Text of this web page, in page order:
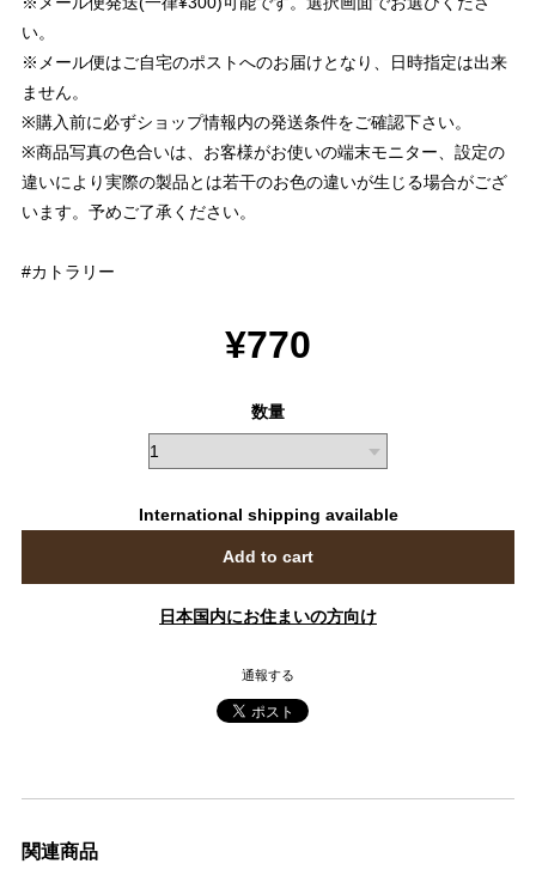
い。
※メール便はご自宅のポストへのお届けとなり、日時指定は出来
ません。
※購入前に必ずショップ情報内の発送条件をご確認下さい。
※商品写真の色合いは、お客様がお使いの端末モニター、設定の
違いにより実際の製品とは若干のお色の違いが生じる場合がござ
います。予めご了承ください。
#カトラリー
¥770
数量
International shipping available
Add to cart
日本国内にお住まいの方向け
通報する
関連商品